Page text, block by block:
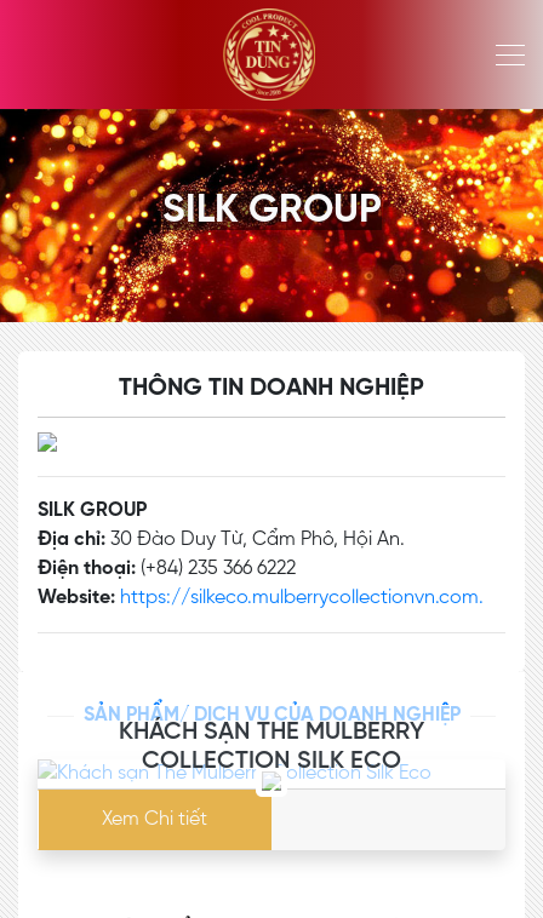
SILK GROUP
THÔNG TIN DOANH NGHIỆP
SILK GROUP
Địa chỉ: 30 Đào Duy Từ, Cẩm Phô, Hội An.
Điện thoại: (+84) 235 366 6222
Website: https://silkeco.mulberrycollectionvn.com.
SẢN PHẨM/ DỊCH VỤ CỦA DOANH NGHIỆP
KHÁCH SẠN THE MULBERRY
COLLECTION SILK ECO
Xem Chi tiết